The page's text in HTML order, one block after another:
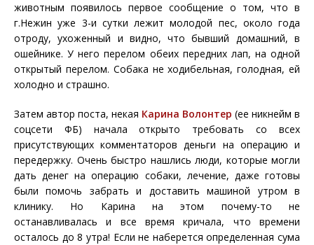
животным появилось первое сообщение о том, что в
г.Нежин уже 3-и сутки лежит молодой пес, около года
отроду, ухоженный и видно, что бывший домашний, в
ошейнике. У него перелом обеих передних лап, на одной
открытый перелом. Собака не ходибельная, голодная, ей
холодно и страшно.
Затем автор поста, некая Карина Волонтер (ее никнейм в
соцсети ФБ) начала открыто требовать со всех
присутствующих комментаторов деньги на операцию и
передержку. Очень быстро нашлись люди, которые могли
дать денег на операцию собаки, лечение, даже готовы
были помочь забрать и доставить машиной утром в
клинику. Но Карина на этом почему-то не
останавливалась и все время кричала, что времени
осталось до 8 утра! Если не наберется определенная сума